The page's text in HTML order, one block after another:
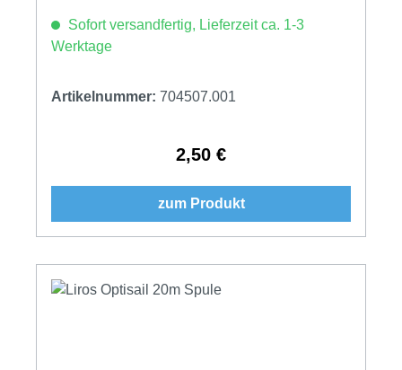
Sofort versandfertig, Lieferzeit ca. 1-3
Werktage
Artikelnummer: 704507.001
Regulärer Preis:
2,50 €
zum Produkt